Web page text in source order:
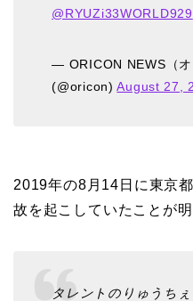
@RYUZi33WORLD929
— ORICON NEWS（オ
(@oricon)August 27,
2019年の8月14日に東京
故を起こしていたことが
タレントのりゅうち